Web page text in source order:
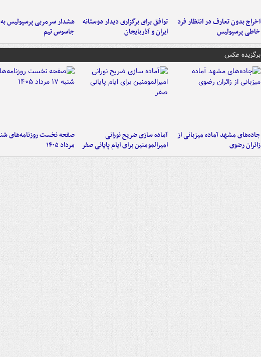
اخراج بدون تعارف در انتظار فرد
خاطی پرسپولیس
توافق برای برگزاری دیدار دوستانه
ایران و آذربایجان
هشدار سرمربی پرسپولیس به
جاسوس تیم
برگزیده عکس
جاده‌های مشهد آماده میزبانی از
زائران رضوی
آماده سازی ضریح نورانی
امیرالمومنین برای ایام پایانی صفر
مرداد ۱۴۰۵